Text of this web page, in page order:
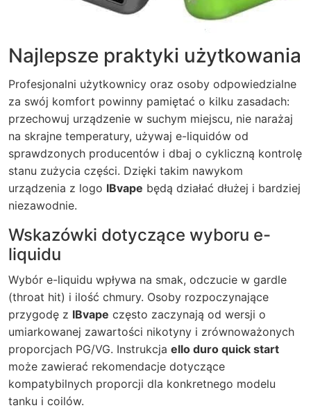
Najlepsze praktyki użytkowania
Profesjonalni użytkownicy oraz osoby odpowiedzialne
za swój komfort powinny pamiętać o kilku zasadach:
przechowuj urządzenie w suchym miejscu, nie narażaj
na skrajne temperatury, używaj e-liquidów od
sprawdzonych producentów i dbaj o cykliczną kontrolę
stanu zużycia części. Dzięki takim nawykom
urządzenia z logo IBvape będą działać dłużej i bardziej
niezawodnie.
Wskazówki dotyczące wyboru e-
liquidu
Wybór e-liquidu wpływa na smak, odczucie w gardle
(throat hit) i ilość chmury. Osoby rozpoczynające
przygodę z IBvape często zaczynają od wersji o
umiarkowanej zawartości nikotyny i zrównoważonych
proporcjach PG/VG. Instrukcja ello duro quick start
może zawierać rekomendacje dotyczące
kompatybilnych proporcji dla konkretnego modelu
tanku i coilów.